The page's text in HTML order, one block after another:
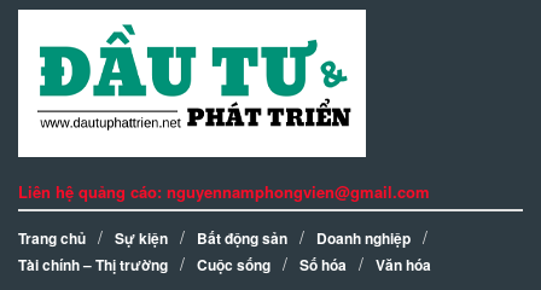
Liên hệ quảng cáo: nguyennamphongvien@gmail.com
Trang chủ Sự kiện Bất động sản
Doanh nghiệp
Tài chính – Thị trường
Cuộc sống Số hóa Văn hóa